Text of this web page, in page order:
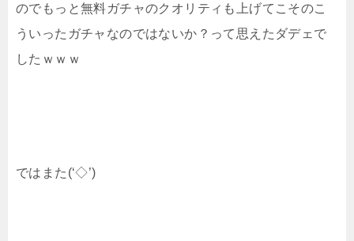
のでもっと無料ガチャのクオリティも上げてこそのこ
ういったガチャなのではないか？って思えたダデェで
したｗｗｗ
ではまた(‘◇’)ゞ